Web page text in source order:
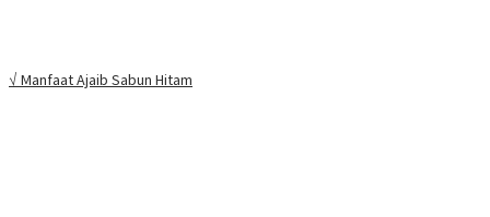
√ Manfaat Ajaib Sabun Hitam